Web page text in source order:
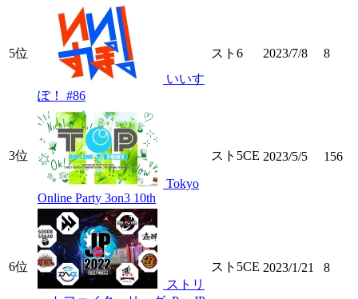
5位
いいす
ぽ！ #86
スト6 2023/7/8 8
3位
Tokyo
Online Party 3on3 10th
スト5CE 2023/5/5 156
6位
ストリ
スト5CE 2023/1/21 8